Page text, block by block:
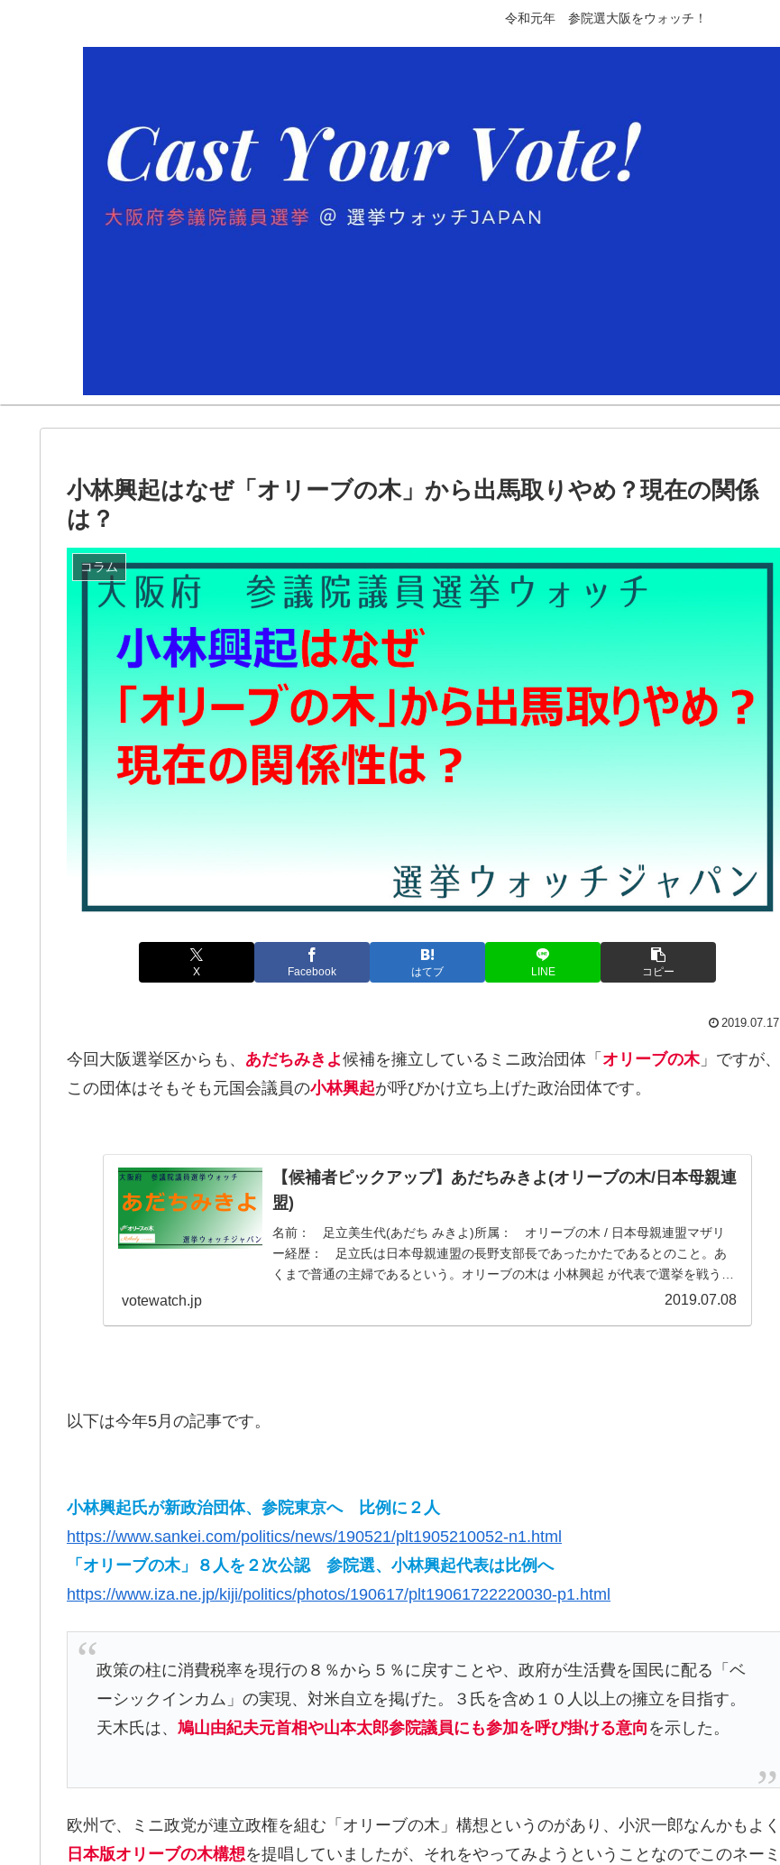
令和元年 参院選大阪をウォッチ！
小林興起はなぜ「オリーブの木」から出馬取りやめ？現在の関係
は？
コラム
X Facebook はてブ LINE コピー
2019.07.17
今回大阪選挙区からも、 あだちみきよ候補を擁立しているミニ政治団体「 オリーブの木」ですが、
この団体はそもそも元国会議員の小林興起が呼びかけ立ち上げた政治団体です。
【候補者ピックアップ】あだちみきよ(オリーブの木/日本母親連
盟)
名前： 足立美生代(あだち みきよ)所属： オリーブの木 / 日本母親連盟マザリ
ー経歴： 足立氏は日本母親連盟の長野支部長であったかたであるとのこと。あ
くまで普通の主婦であるという。オリーブの木は 小林興起 が代表で選挙を戦う予
votewatch.jp 2019.07.08
以下は今年5月の記事です。
小林興起氏が新政治団体、参院東京へ 比例に２人
https://www.sankei.com/politics/news/190521/plt1905210052-n1.html
「オリーブの木」８人を２次公認 参院選、小林興起代表は比例へ
https://www.iza.ne.jp/kiji/politics/photos/190617/plt19061722220030-p1.html
政策の柱に消費税率を現行の８％から５％に戻すことや、政府が生活費を国民に配る「ベ
ーシックインカム」の実現、対米自立を掲げた。３氏を含め１０人以上の擁立を目指す。
天木氏は、鳩山由紀夫元首相や山本太郎参院議員にも参加を呼び掛ける意向 を示した。
欧州で、ミニ政党が連立政権を組む「オリーブの木」構想というのがあり、小沢一郎なんかもよく
日本版オリーブの木構想を提唱していましたが、それをやってみようということなのでこのネーミ